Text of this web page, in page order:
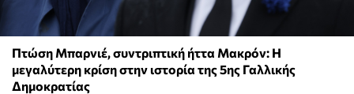
Πτώση Μπαρνιέ, συντριπτική ήττα Μακρόν: Η
μεγαλύτερη κρίση στην ιστορία της 5ης Γαλλικής
Δημοκρατίας